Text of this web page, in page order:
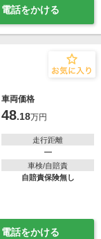
電話をかける
車両価格
48.18万円
走行距離
―
車検/自賠責
自賠責保険無し
電話をかける